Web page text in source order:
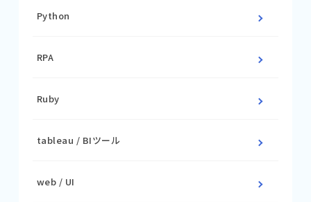
Python
RPA
Ruby
tableau / BIツール
web / UI